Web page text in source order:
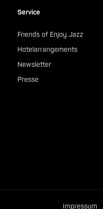
Service
Friends of Enjoy Jazz
Hotelarrangements
Newsletter
Presse
Impressum